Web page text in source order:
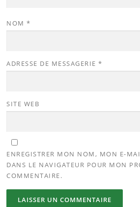
NOM*
ADRESSE DE MESSAGERIE*
SITE WEB
ENREGISTRER MON NOM, MON E-
DANS LE NAVIGATEUR POUR MON
COMMENTAIRE.